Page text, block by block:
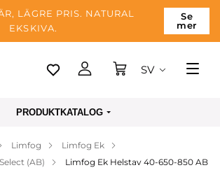
LÄGRE PRIS. NATURAL
EKSKIVA.
Se
mer
SV
PRODUKTKATALOG
Limfog
Limfog Ek
(AB)
Limfog Ek Helstav 40-650-850 AB